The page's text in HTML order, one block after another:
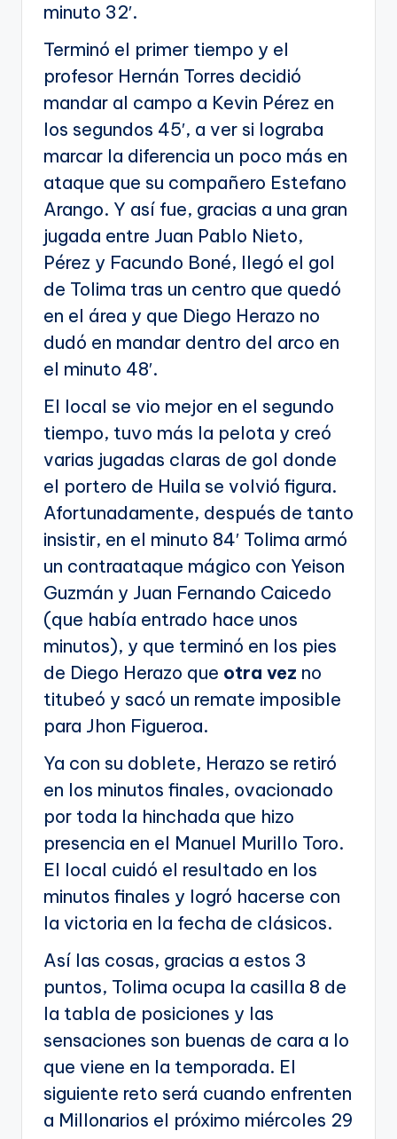
minuto 32′.
Terminó el primer tiempo y el
profesor Hernán Torres decidió
mandar al campo a Kevin Pérez en
los segundos 45′, a ver si lograba
marcar la diferencia un poco más en
ataque que su compañero Estefano
Arango. Y así fue, gracias a una gran
jugada entre Juan Pablo Nieto,
Pérez y Facundo Boné, llegó el gol
de Tolima tras un centro que quedó
en el área y que Diego Herazo no
dudó en mandar dentro del arco en
el minuto 48′.
El local se vio mejor en el segundo
tiempo, tuvo más la pelota y creó
varias jugadas claras de gol donde
el portero de Huila se volvió figura.
Afortunadamente, después de tanto
insistir, en el minuto 84′ Tolima armó
un contraataque mágico con Yeison
Guzmán y Juan Fernando Caicedo
(que había entrado hace unos
minutos), y que terminó en los pies
de Diego Herazo que otra vez no
titubeó y sacó un remate imposible
para Jhon Figueroa.
Ya con su doblete, Herazo se retiró
en los minutos finales, ovacionado
por toda la hinchada que hizo
presencia en el Manuel Murillo Toro.
El local cuidó el resultado en los
minutos finales y logró hacerse con
la victoria en la fecha de clásicos.
Así las cosas, gracias a estos 3
puntos, Tolima ocupa la casilla 8 de
la tabla de posiciones y las
sensaciones son buenas de cara a lo
que viene en la temporada. El
siguiente reto será cuando enfrenten
a Millonarios el próximo miércoles 29